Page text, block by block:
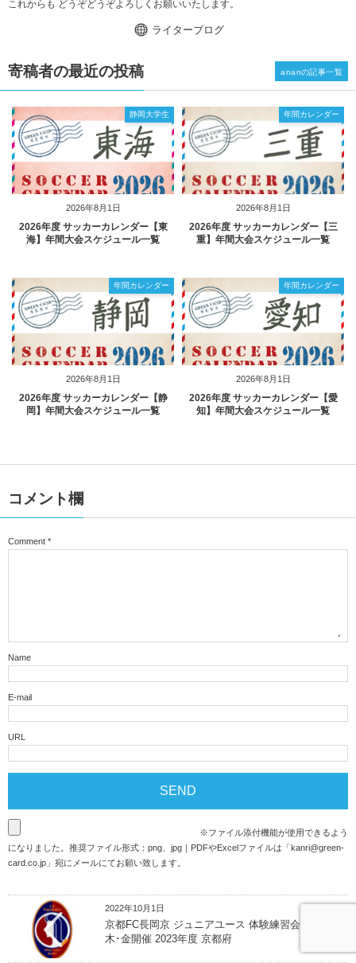
これからも どうぞどうぞよろしくお願いいたします。
ライターブログ
寄稿者の最近の投稿
2026年8月1日
静岡大学生
2026年度 サッカーカレンダー【東
海】年間大会スケジュール一覧
2026年8月1日
年間カレンダー
2026年度 サッカーカレンダー【三
重】年間大会スケジュール一覧
2026年8月1日
年間カレンダー
2026年度 サッカーカレンダー【静
岡】年間大会スケジュール一覧
2026年8月1日
年間カレンダー
2026年度 サッカーカレンダー【愛
知】年間大会スケジュール一覧
ananの記事一覧
コメント欄
Comment *
Name
E-mail
URL
※ファイル添付機能が使用できるよう
になりました。推奨ファイル形式：png、jpg｜PDFやExcelファイルは「 kanri@green-
card.co.jp 」宛にメールにてお願い致します。
2022年10月1日
京都FC長岡京 ジュニアユース 体験練習会 毎週水･
木･金開催 2023年度 京都府